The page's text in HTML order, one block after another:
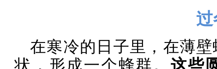
过
在寒冷的日子里，在薄
状，形成一个蜂群。 这些